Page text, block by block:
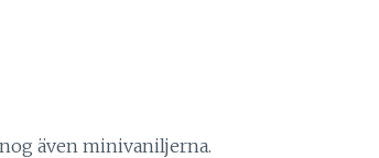
även minivaniljerna.